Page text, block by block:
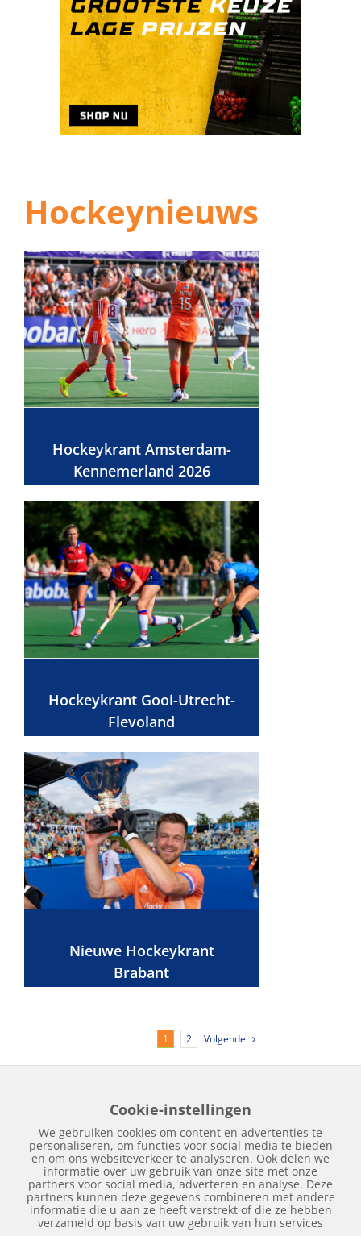
Hockeynieuws
Hockeykrant Amsterdam-
Kennemerland 2026
Hockeykrant Gooi-Utrecht-
Flevoland
Nieuwe Hockeykrant
Brabant
1 2 Volgende
Over Hockeykrant Adverteren
Nieuws
Archief
Copyright © 2018 | Hockeykrant.nl | Realisatie:
Cookie-instellingen
We gebruiken cookies om content en advertenties te
personaliseren, om functies voor social media te bieden
en om ons websiteverkeer te analyseren. Ook delen we
informatie over uw gebruik van onze site met onze
partners voor social media, adverteren en analyse. Deze
partners kunnen deze gegevens combineren met andere
informatie die u aan ze heeft verstrekt of die ze hebben
verzameld op basis van uw gebruik van hun services